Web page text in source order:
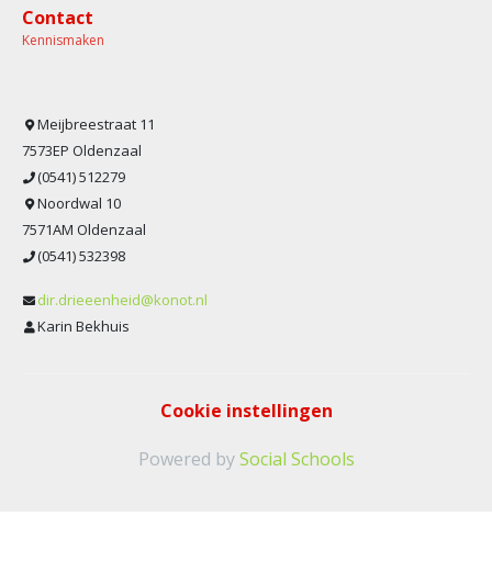
Contact
Kennismaken
Meijbreestraat 11
7573EP Oldenzaal
(0541) 512279
Noordwal 10
7571AM Oldenzaal
(0541) 532398
dir.drieeenheid@konot.nl
Karin Bekhuis
Cookie instellingen
Powered bySocial Schools